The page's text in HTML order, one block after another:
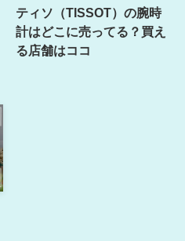
ティソ（TISSOT）の腕時
計はどこに売ってる？買え
る店舗はココ